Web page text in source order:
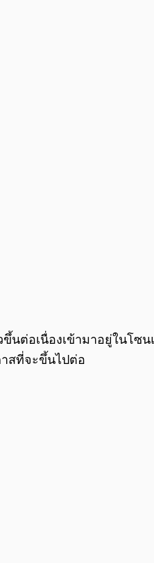
อเนื่องเข้ามาอยู่ในโซน
สที่จะขึ้นไปต่อ